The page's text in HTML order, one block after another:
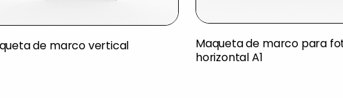
de marco vertical
Maqueta de marco para
horizontal A1